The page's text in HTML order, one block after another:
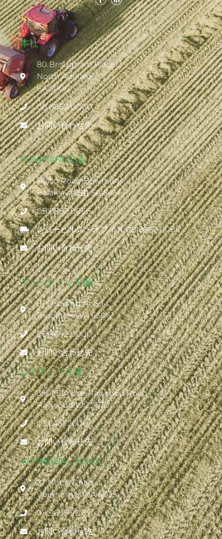
本社
80 Brougham Place
North Adelaide
SA 5006
08 8862 0000
お問い合わせ先
BOWMANS工場
Balco Road Bowmans
Balaklava経由 SA 5461
08 8862 0066
レシービルズ・オフィス 08 8862 0065
お問い合わせ先
ブルックトン工場
91 Copping Road
Brookton WA 6306
08 9642 0000
お問い合わせ先
レイウッド工場
3501 Elmore-Raywood Road
Raywood VIC 3570
03 5431 2000
お問い合わせ先
WANNAMAL PLANT
27 North Road
Wannamal WA 6505
08 9655 9073
お問い合わせ先